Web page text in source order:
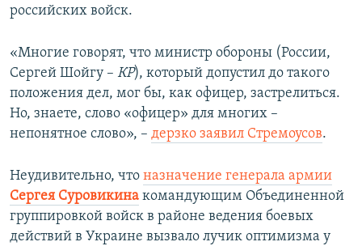
российских войск.
«Многие говорят, что министр обороны (России,
Сергей Шойгу – КР), который допустил до такого
положения дел, мог бы, как офицер, застрелиться.
Но, знаете, слово «офицер» для многих –
непонятное слово», – дерзко заявил Стремоусов.
Неудивительно, что назначение генерала армии
Сергея Суровикина командующим Объединенной
группировкой войск в районе ведения боевых
действий в Украине вызвало лучик оптимизма у